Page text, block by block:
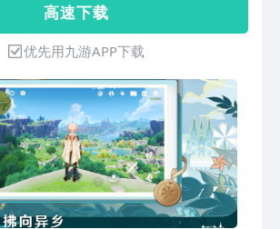
去，创造者尚未到来。面对无法掌控的境
遇，人类总会喟叹自身的无力…… 但在人
生最陡峭的转折处，若有凡人的渴望达
到，神明的视线就将投射而下。 当失散
的双子在尘沙中重聚、世界的谜底在「神
之眼」中尽数显现之时—— 旅行者，你
将去往何方？ 《原神》是由米哈游自研
的一款全新开放世界冒险RPG。你将在游
戏中探索一个被称作「提瓦特」的幻想世
界。 在这广阔的世界中，你可以踏遍七
国，邂逅性格各异、能力独特的同伴，与
高 速 下 载
优先用九游APP下载